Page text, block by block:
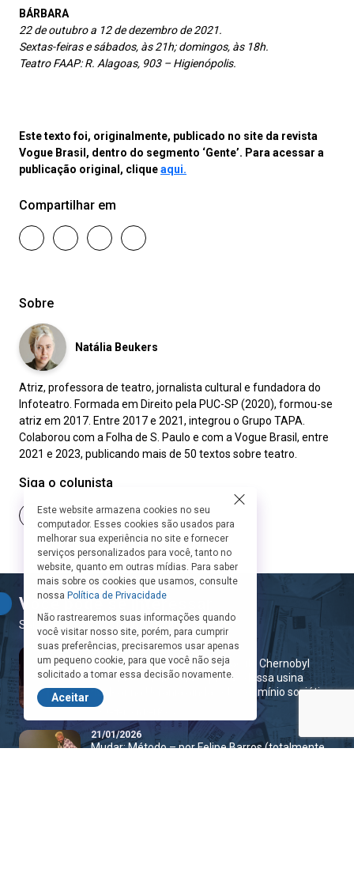
BÁRBARA
22 de outubro a 12 de dezembro de 2021.
Sextas-feiras e sábados, às 21h; domingos, às 18h.
Teatro FAAP: R. Alagoas, 903 – Higienópolis.
Este texto foi, originalmente, publicado no site da revista
Vogue Brasil, dentro do segmento ‘Gente’. Para acessar a
publicação original, cliqueaqui.
Compartilhar em
Sobre
Natália Beukers
Atriz, professora de teatro, jornalista cultural e fundadora do
Infoteatro. Formada em Direito pela PUC-SP (2020), formou-se
atriz em 2017. Entre 2017 e 2021, integrou o Grupo TAPA.
Colaborou com a Folha de S. Paulo e com a Vogue Brasil, entre
2021 e 2023, publicando mais de 50 textos sobre teatro.
Siga o colunista
Você pode se interessar
Saiba mais sobre o mundo teatral
20/04/2026
“Direto e emocional, o espetáculo Chernobyl
mostra os efeitos da explosão dessa usina
nuclear na Ucrânia ainda sob o domínio soviético.
21/01/2026
Mudar: Método – por Felipe Barros (totalmente
Este website armazena cookies no seu
computador. Esses cookies são usados para
melhorar sua experiência no site e fornecer
serviços personalizados para você, tanto no
website, quanto em outras mídias. Para saber
mais sobre os cookies que usamos, consulte
nossa Política de Privacidade
Não rastrearemos suas informações quando
você visitar nosso site, porém, para cumprir
suas preferências, precisaremos usar apenas
um pequeno cookie, para que você não seja
solicitado a tomar essa decisão novamente.
Aceitar